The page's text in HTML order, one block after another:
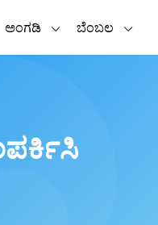
ಅಂಗಡಿ ಬೆಂಬಲ